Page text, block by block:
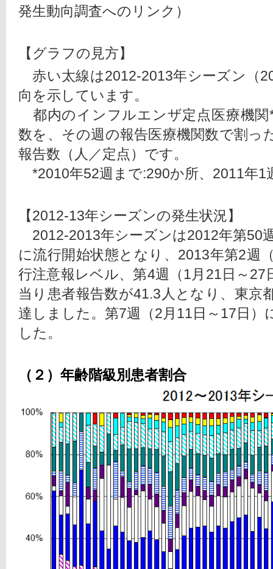
発生動向調査へのリンク）
【グラフの見方】
赤い太線は2012-2013年シーズン（
向を示しています。
都内のインフルエンザ定点医療機
数を、その週の報告医療機関数で割っ
報告数（人／定点）です。
*2010年52週まで:290か所、2011年1
【2012-13年シーズンの発生状況】
2012-2013年シーズンは2012年第50
に流行開始状態となり、2013年第2週
行注意報レベル、第4週（1月21日～27
当り患者報告数が41.3人となり、東京
達しました。第7週（2月11日～17日）
した。
（２）年齢階級別患者割合